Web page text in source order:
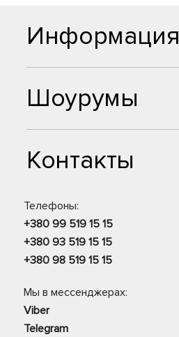
Шоурумы
Контакты
Телефоны:
+380 99 519 15 15
+380 93 519 15 15
+380 98 519 15 15
Мы в мессенджерах:
Viber
Telegram
Информация